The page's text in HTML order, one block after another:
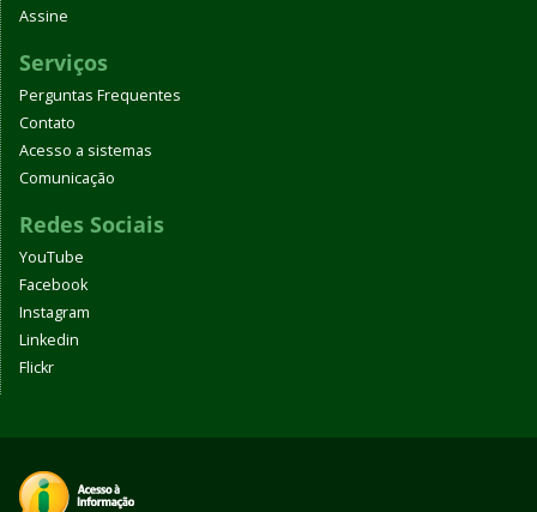
Assine
Serviços
Perguntas Frequentes
Contato
Acesso a sistemas
Comunicação
Redes Sociais
YouTube
Facebook
Instagram
Linkedin
Flickr